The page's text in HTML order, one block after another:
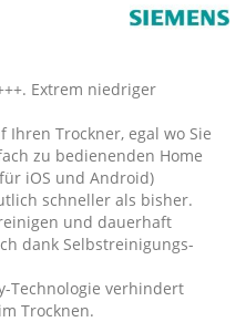
Extrem niedriger
Trockner, egal wo Sie
zu bedienenden Home
iOS und Android)
schneller als bisher.
und dauerhaft
dank Selbstreinigungs-
Technologie verhindert
Trocknen.